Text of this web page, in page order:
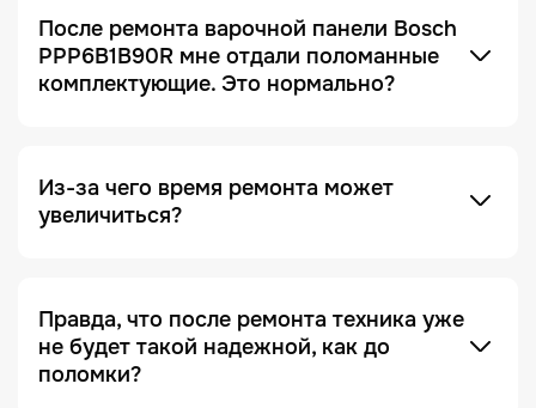
После ремонта варочной панели Bosch
PPP6B1B90R мне отдали поломанные
комплектующие. Это нормально?
был действительно выполнен, и увидеть, что
именно случилось с устройством.
Из-за чего время ремонта может
увеличиться?
ремонта возникает на этапе диагностики, когда
проблема проявляется не явно. Чтобы ее
зафиксировать и локализовать, техника должна
Правда, что после ремонта техника уже
не будет такой надежной, как до
поломки?